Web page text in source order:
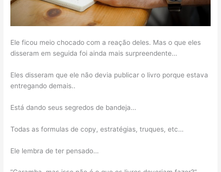
Ele ficou meio chocado com a reação deles. Mas o que eles
disseram em seguida foi ainda mais surpreendente…
Eles disseram que ele não devia publicar o livro porque estava
entregando demais..
Está dando seus segredos de bandeja…
Todas as formulas de copy, estratégias, truques, etc…
Ele lembra de ter pensado…